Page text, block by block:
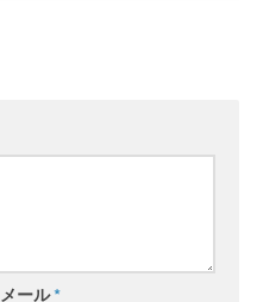
メール*